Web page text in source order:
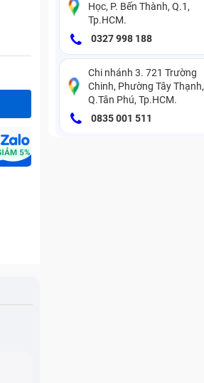
Học, P. Bến Thành, Q.1,
Tp.HCM.
0327 998 188
Chi nhánh 3. 721 Trường
Chinh, Phường Tây Thạnh,
Q.Tân Phú, Tp.HCM.
0835 001 511